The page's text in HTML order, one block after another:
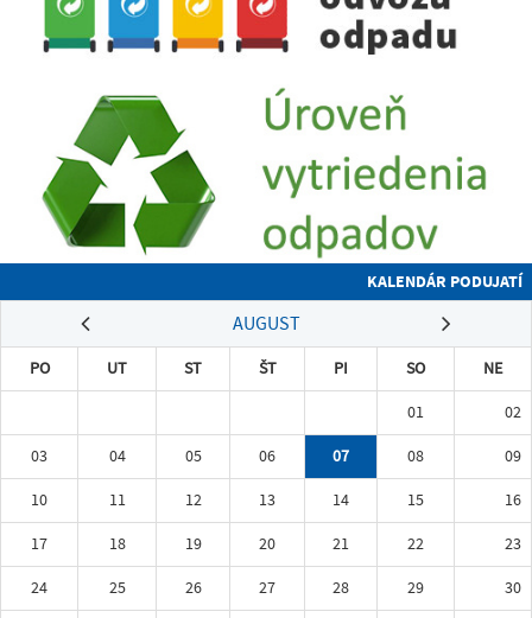
KALENDÁR PODUJATÍ
AUGUST
PO UT ST ŠT PI SO
NE
01
02
03
04 05 06 07 08
09
10
11 12 13 14 15
16
17
18 19 20 21 22
23
24
25 26 27 28 29
30